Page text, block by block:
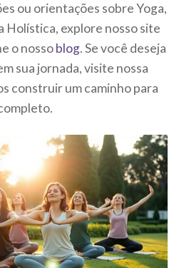
ou orientações sobre Yoga,
Holística, explore nosso site
o nossoblog. Se você deseja
sua jornada, visite nossa
construir um caminho para